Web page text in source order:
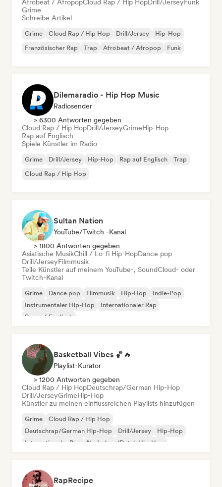
Afrobeat / AfropopCloud Rap / Hip Hop Drill/JerseyFunk
Grime
Schreibe Artikel
Grime Cloud Rap / Hip Hop Drill/Jersey
Hip-Hop
Französischer Rap
Trap Afrobeat / Afropop Funk
Dilemaradio - Hip Hop Music
Radiosender
> 6300 Antworten gegeben
Cloud Rap / Hip HopDrill/JerseyGrimeHip-Hop
Rap auf Englisch
Spiele Künstler im Radio
Grime Drill/Jersey Hip-Hop Rap auf Englisch
Trap
Cloud Rap / Hip Hop
Sultan Nation
YouTube/Twitch -Kanal
> 1800 Antworten gegeben
Asiatische MusikChill / Lo-fi Hip-HopDance pop
Drill/JerseyFilmmusik
Teile Künstler auf meinem YouTube-, SoundCloud- oder
Twitch-Kanal
Grime Dance pop Filmmusik Hip-Hop
Indie-Pop
Instrumentaler Hip-Hop
Internationaler Rap
Rap auf Englisch
Basketball Vibes 🏀🔥
Playlist-Kurator
> 1200 Antworten gegeben
Cloud Rap / Hip HopDeutschrap/German Hip-Hop
Drill/JerseyGrimeHip-Hop
Künstler zu meinen einflussreichen Playlists hinzufügen
Grime
Cloud Rap / Hip Hop
Deutschrap/German Hip-Hop
Drill/Jersey
Hip-Hop
Internationaler Rap
Nederhop/Dutch Hip-Hop
RapRecipe